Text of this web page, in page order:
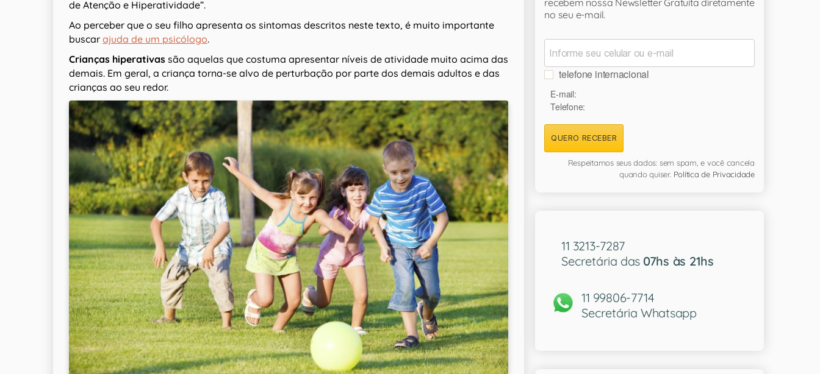
de Atenção e Hiperatividade”.
Ao perceber que o seu filho apresenta os sintomas descritos neste texto, é muito importante
buscar ajuda de um psicólogo.
Crianças hiperativas são aquelas que costuma apresentar níveis de atividade muito acima das
demais. Em geral, a criança torna-se alvo de perturbação por parte dos demais adultos e das
crianças ao seu redor.
recebem nossa Newsletter Gratuita diretamente
no seu e-mail.
telefone internacional
E-mail:
Telefone:
QUERO RECEBER
Respeitamos seus dados: sem spam, e você cancela
quando quiser. Política de Privacidade
11 3213-7287
Secretária das 07hs às 21hs
11 99806-7714
Secretária Whatsapp